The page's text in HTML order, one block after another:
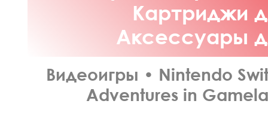
Картриджи
Аксессуары
Видеоигры • Nintendo
Adventures in